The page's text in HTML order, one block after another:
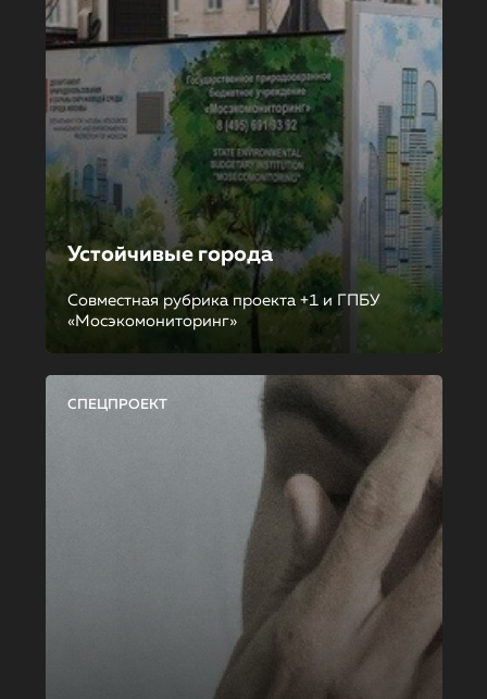
Устойчивые города
Совместная рубрика проекта +1 и ГПБУ
«Мосэкомониторинг»
СПЕЦПРОЕКТ